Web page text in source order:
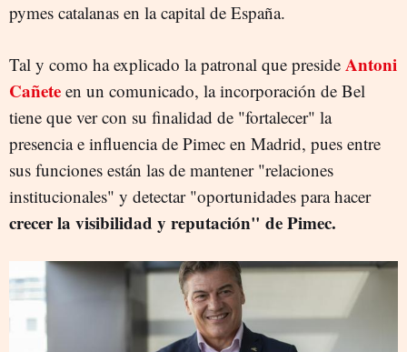
pymes catalanas en la capital de España.
Tal y como ha explicado la patronal que preside Antoni
Cañete en un comunicado, la incorporación de Bel
tiene que ver con su finalidad de "fortalecer" la
presencia e influencia de Pimec en Madrid, pues entre
sus funciones están las de mantener "relaciones
institucionales" y detectar "oportunidades para hacer
crecer la visibilidad y reputación" de Pimec.